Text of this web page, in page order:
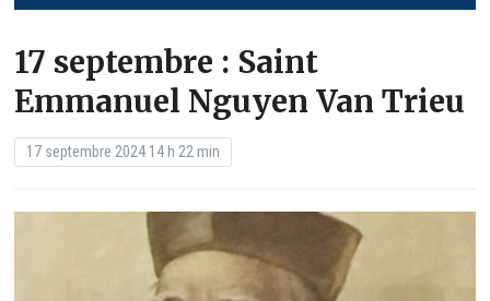
17 septembre : Saint
Emmanuel Nguyen Van Trieu
17 septembre 2024 14 h 22 min